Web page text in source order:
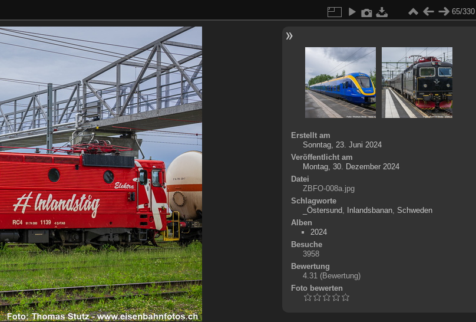
65/330
Erstellt am
Sonntag, 23. Juni 2024
Veröffentlicht am
Montag, 30. Dezember 2024
Datei
ZBFO-008a.jpg
Schlagworte
_Östersund, Inlandsbanan, Schweden
Alben
2024
Besuche
3958
Bewertung
4.31 (Bewertung)
Foto bewerten